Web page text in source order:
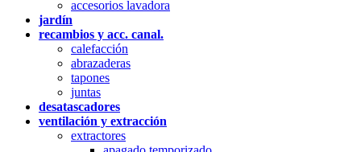
accesorios lavadora
jardín
recambios y acc. canal.
calefacción
abrazaderas
tapones
juntas
desatascadores
ventilación y extracción
extractores